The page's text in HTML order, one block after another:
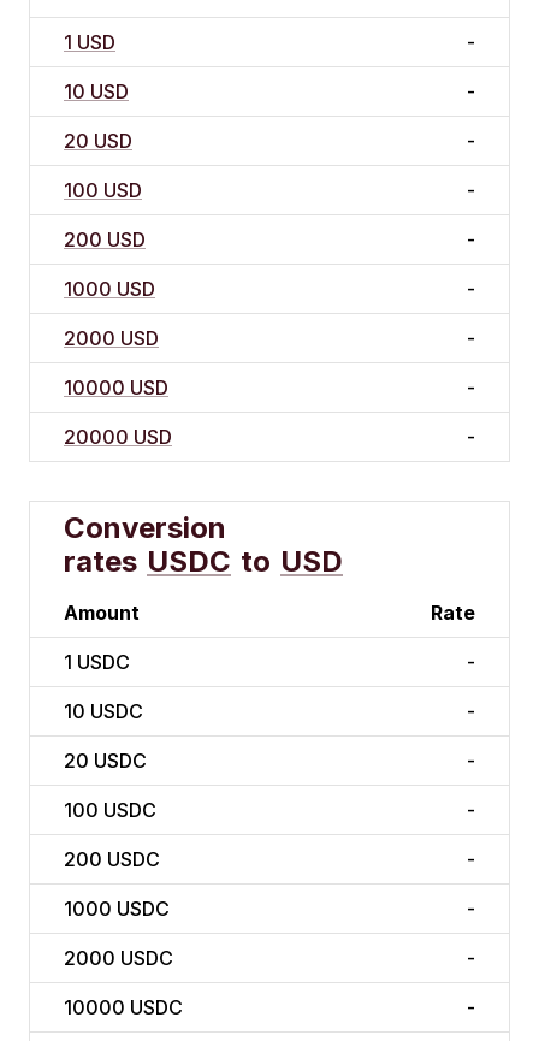
1 USD -
10 USD -
20 USD -
100 USD -
200 USD -
1000 USD -
2000 USD -
10000 USD -
20000 USD -
Conversion
rates USDC to USD
Amount Rate
1 USDC -
10 USDC -
20 USDC -
100 USDC -
200 USDC -
1000 USDC -
2000 USDC -
10000 USDC -